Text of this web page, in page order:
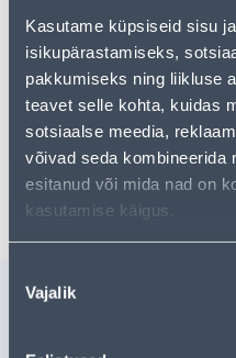
Kasutame küpsiseid sisu
isikupärastamiseks,
pakkumiseks ning liikluse
teavet selle kohta, kuidas
sotsiaalse meedia,
võivad seda kombineerida
esitanud või mida nad on
kasutamise käigus.
valik
Vajalik
• Naiste L-suurus
• 100% polüuretaanist
• Lukk-kinnitus koos
küljetaskut, tuulutusavad
• 14-päevane
Tarne pole võimalik
Sarnased tooted